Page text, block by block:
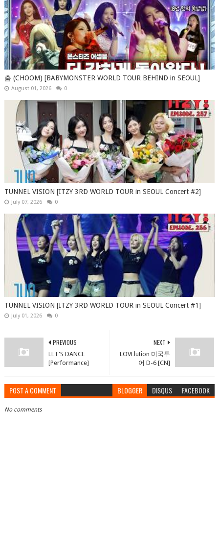
춤 (CHOOM) [BABYMONSTER WORLD TOUR BEHIND in SEOUL]
August 01, 2026 0
TUNNEL VISION [ITZY 3RD WORLD TOUR in SEOUL Concert #2]
July 07, 2026 0
TUNNEL VISION [ITZY 3RD WORLD TOUR in SEOUL Concert #1]
July 01, 2026 0
NEXT
LOVElution 미국투
어 D-6 [CN]
PREVIOUS
LET'S DANCE
[Performance]
POST A COMMENT BLOGGER DISQUS FACEBOOK
No comments